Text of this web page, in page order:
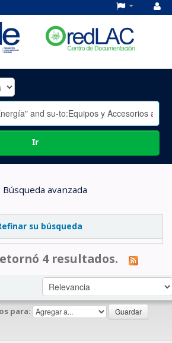
Ir
Búsqueda avanzada
su búsqueda
4 resultados.
para: